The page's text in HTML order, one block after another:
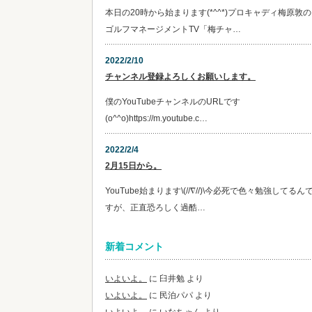
本日の20時から始まります(*^^*)プロキャディ梅原敦の
ゴルフマネージメントTV「梅チャ…
2022/2/10
チャンネル登録よろしくお願いします。
僕のYouTubeチャンネルのURLです
(o^^o)https://m.youtube.c…
2022/2/4
2月15日から。
YouTube始まります\(//∇//)\今必死で色々勉強してるん
すが、正直恐ろしく過酷…
新着コメント
いよいよ。 に 臼井勉 より
いよいよ。
に 民泊パパ より